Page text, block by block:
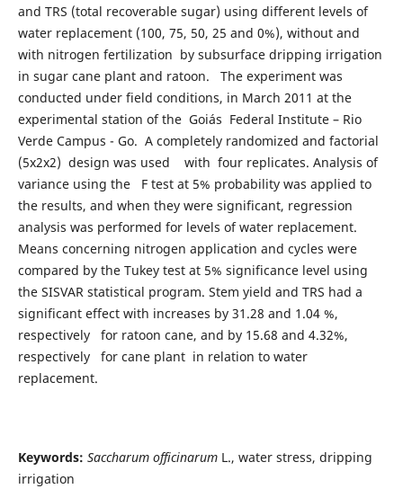
and TRS (total recoverable sugar) using different levels of
water replacement (100, 75, 50, 25 and 0%), without and
with nitrogen fertilization by subsurface dripping irrigation
in sugar cane plant and ratoon. The experiment was
conducted under field conditions, in March 2011 at the
experimental station of the Goiás Federal Institute – Rio
Verde Campus - Go. A completely randomized and factorial
(5x2x2) design was used with four replicates. Analysis of
variance using the F test at 5% probability was applied to
the results, and when they were significant, regression
analysis was performed for levels of water replacement.
Means concerning nitrogen application and cycles were
compared by the Tukey test at 5% significance level using
the SISVAR statistical program. Stem yield and TRS had a
significant effect with increases by 31.28 and 1.04 %,
respectively for ratoon cane, and by 15.68 and 4.32%,
respectively for cane plant in relation to water
replacement.
Keywords: Saccharum officinarumL., water stress, dripping
irrigation